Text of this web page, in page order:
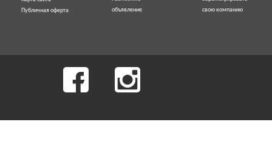
Публичная оферта
объявление
свою компанию